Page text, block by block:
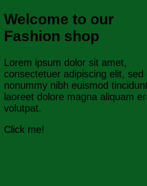
Welcome to our
Fashion shop
Lorem ipsum dolor sit amet,
consectetuer adipiscing elit, sed
nonummy nibh euismod
laoreet dolore magna aliquam
volutpat.
Click me!